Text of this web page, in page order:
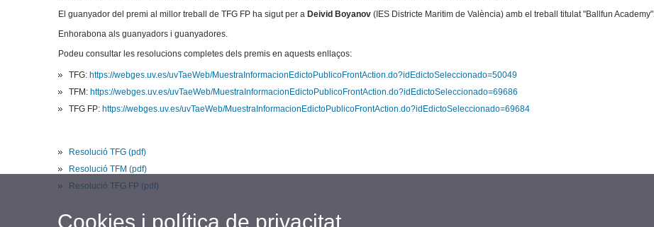
El guanyador del premi al millor treball de TFG FP ha sigut per aDeivid Boyanov (IES Districte Maritim de València) amb el treball titulat "Ballfun Academy".
Enhorabona als guanyadors i guanyadores.
Podeu consultar les resolucions completes dels premis en aquests enllaços:
TFG: https://webges.uv.es/uvTaeWeb/MuestraInformacionEdictoPublicoFrontAction.do?idEdictoSeleccionado=50049
TFM: https://webges.uv.es/uvTaeWeb/MuestraInformacionEdictoPublicoFrontAction.do?idEdictoSeleccionado=69686
TFG FP: https://webges.uv.es/uvTaeWeb/MuestraInformacionEdictoPublicoFrontAction.do?idEdictoSeleccionado=69684
Resolució TFG (pdf)
Resolució TFM (pdf)
Resolució TFG FP (pdf)
Cookies i política de privacitat